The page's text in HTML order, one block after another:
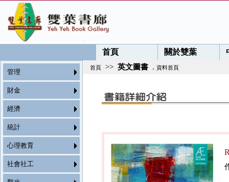
首頁 關於雙葉
管理
財金
經濟
統計
心理教育
社會社工
首頁 >> 英文圖書 . 資料首頁